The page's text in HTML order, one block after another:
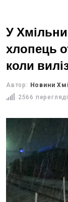
У
хлопець
коли
Автор: Новини
2566